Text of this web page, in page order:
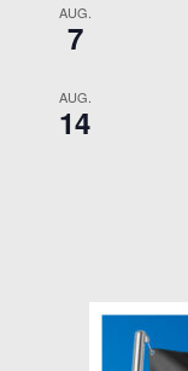
AUG.
7
AUG.
14